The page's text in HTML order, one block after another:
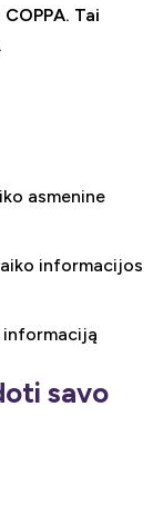
Tai
asmenine
informacijos
savo